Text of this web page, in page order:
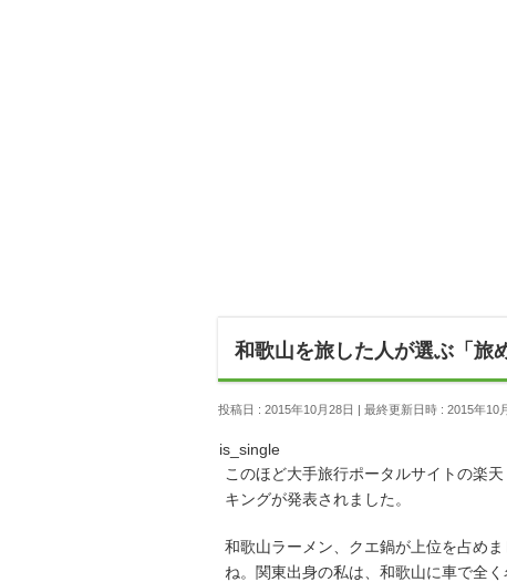
和歌山を旅した人が選ぶ「旅
投稿日 : 2015年10月28日 最終更新日時 : 2015年10
is_single
このほど大手旅行ポータルサイトの楽
キングが発表されました。
和歌山ラーメン、クエ鍋が上位を占め
ね。関東出身の私は、和歌山に車で全く